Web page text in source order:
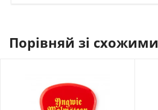
Порівняй зі